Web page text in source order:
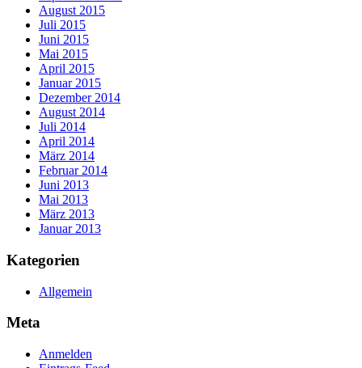
August 2015
Juli 2015
Juni 2015
Mai 2015
April 2015
Januar 2015
Dezember 2014
August 2014
Juli 2014
April 2014
März 2014
Februar 2014
Juni 2013
Mai 2013
März 2013
Januar 2013
Kategorien
Allgemein
Meta
Anmelden